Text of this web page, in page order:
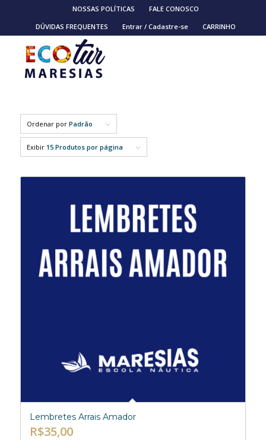
NOSSAS POLÍTICAS
FALE CONOSCO
DÚVIDAS FREQUENTES
Entrar / Cadastre-se CARRINHO
Ordenar por Padrão
Exibir 15 Produtos por página
Lembretes Arrais Amador
R$35,00